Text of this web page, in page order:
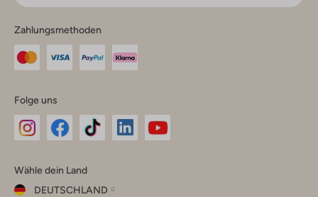
Zahlungsmethoden
Folge uns
Instagram
Facebook
TikTok
Wähle dein Land
DEUTSCHLAND